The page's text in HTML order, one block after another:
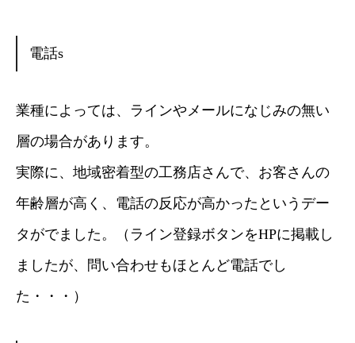
電話s
業種によっては、ラインやメールになじみの無い
層の場合があります。
実際に、地域密着型の工務店さんで、お客さんの
年齢層が高く、電話の反応が高かったというデー
タがでました。（ライン登録ボタンをHPに掲載し
ましたが、問い合わせもほとんど電話でし
た・・・）